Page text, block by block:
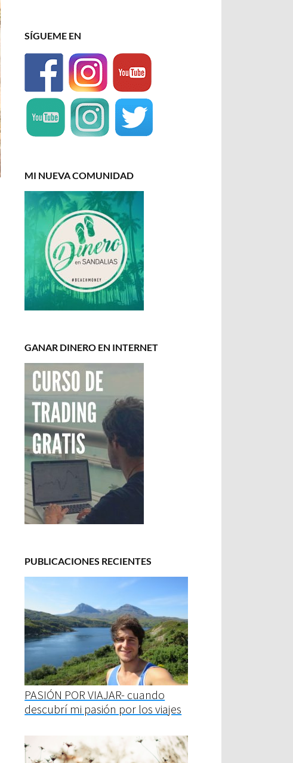
SÍGUEME EN
MI NUEVA COMUNIDAD
GANAR DINERO EN INTERNET
PUBLICACIONES RECIENTES
PASIÓN POR VIAJAR- cuando
descubrí mi pasión por los viajes